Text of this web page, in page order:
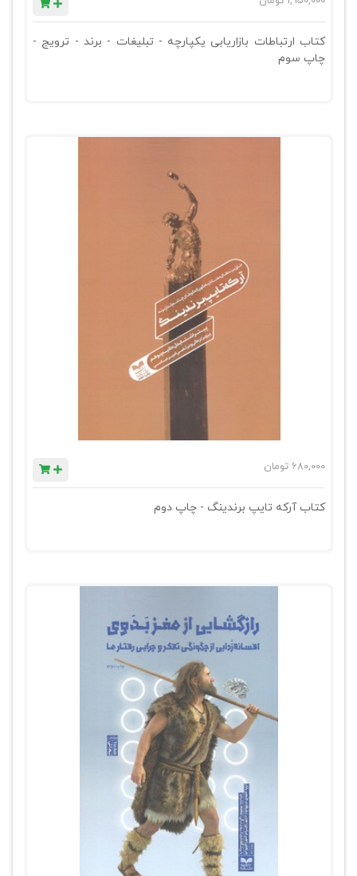
کتاب ارتباطات بازاریابی یکپارچه - تبلیغات - برند - ترویج -
چاپ سوم
680,000 تومان
کتاب آرکه تایپ برندینگ - چاپ دوم